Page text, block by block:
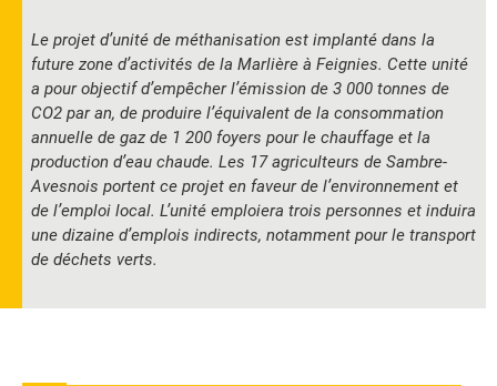
Le projet d’unité de méthanisation est implanté dans la
future zone d’activités de la Marlière à Feignies. Cette unité
a pour objectif d’empêcher l’émission de 3 000 tonnes de
CO2 par an, de produire l’équivalent de la consommation
annuelle de gaz de 1 200 foyers pour le chauffage et la
production d’eau chaude. Les 17 agriculteurs de Sambre-
Avesnois portent ce projet en faveur de l’environnement et
de l’emploi local. L’unité emploiera trois personnes et induira
une dizaine d’emplois indirects, notamment pour le transport
de déchets verts.